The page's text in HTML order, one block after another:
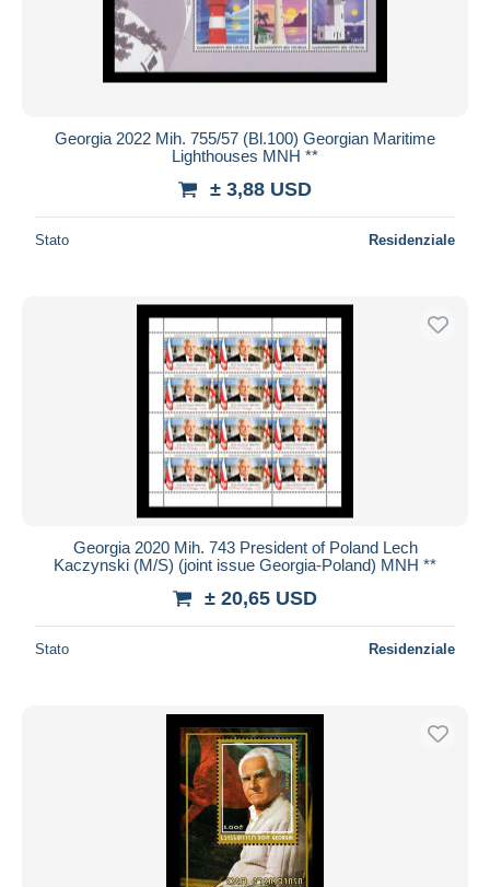
Georgia 2022 Mih. 755/57 (Bl.100) Georgian Maritime
Lighthouses MNH **
± 3,88 USD
Stato Residenziale
Georgia 2020 Mih. 743 President of Poland Lech
Kaczynski (M/S) (joint issue Georgia-Poland) MNH **
± 20,65 USD
Stato Residenziale